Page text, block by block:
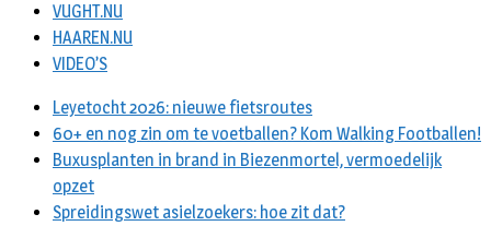
VUGHT.NU
HAAREN.NU
VIDEO’S
Leyetocht 2026: nieuwe fietsroutes
60+ en nog zin om te voetballen? Kom Walking Footballen!
Buxusplanten in brand in Biezenmortel, vermoedelijk
opzet
Spreidingswet asielzoekers: hoe zit dat?